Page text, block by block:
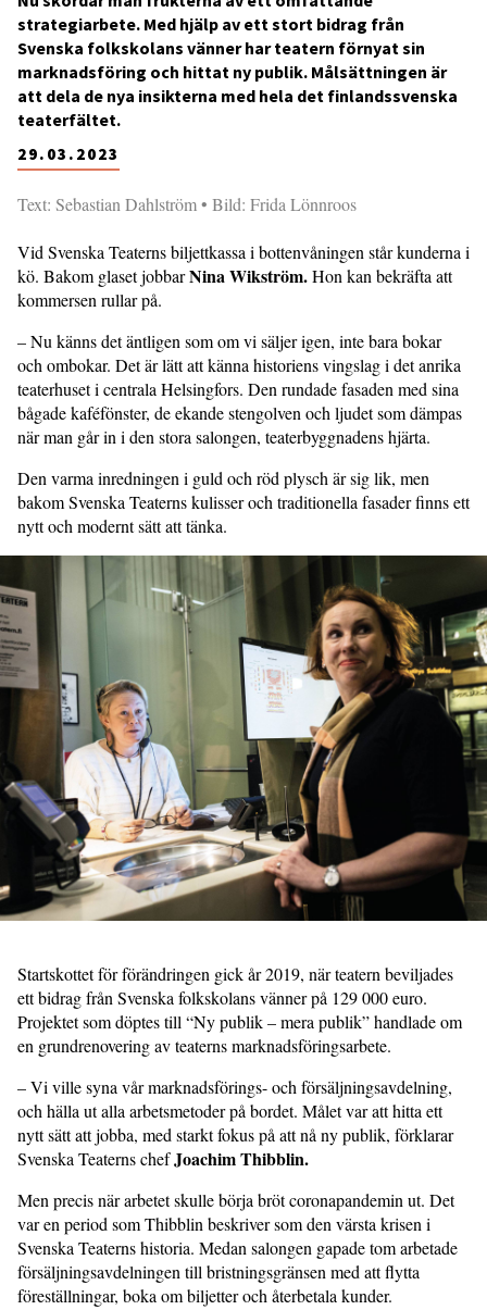
29.03.2023
strategiarbete. Med hjälp av ett stort bidrag från
Svenska folkskolans vänner har teatern förnyat sin
marknadsföring och hittat ny publik. Målsättningen är
att dela de nya insikterna med hela det finlandssvenska
teaterfältet.
Text: Sebastian Dahlström • Bild: Frida Lönnroos
Vid Svenska Teaterns biljettkassa i bottenvåningen står kunderna i
kö. Bakom glaset jobbarNina Wikström.Hon kan bekräfta att
kommersen rullar på.
– Nu känns det äntligen som om vi säljer igen, inte bara bokar
och ombokar. Det är lätt att känna historiens vingslag i det anrika
teaterhuset i centrala Helsingfors. Den rundade fasaden med sina
bågade kaféfönster, de ekande stengolven och ljudet som dämpas
när man går in i den stora salongen, teaterbyggnadens hjärta.
Den varma inredningen i guld och röd plysch är sig lik, men
bakom Svenska Teaterns kulisser och traditionella fasader finns ett
nytt och modernt sätt att tänka.
Startskottet för förändringen gick år 2019, när teatern beviljades
ett bidrag från Svenska folkskolans vänner på 129 000 euro.
Projektet som döptes till “Ny publik – mera publik” handlade om
en grundrenovering av teaterns marknadsföringsarbete.
– Vi ville syna vår marknadsförings- och försäljningsavdelning,
och hälla ut alla arbetsmetoder på bordet. Målet var att hitta ett
nytt sätt att jobba, med starkt fokus på att nå ny publik, förklarar
Svenska Teaterns chefJoachim Thibblin.
Men precis när arbetet skulle börja bröt coronapandemin ut. Det
var en period som Thibblin beskriver som den värsta krisen i
Svenska Teaterns historia. Medan salongen gapade tom arbetade
försäljningsavdelningen till bristningsgränsen med att flytta
föreställningar, boka om biljetter och återbetala kunder.